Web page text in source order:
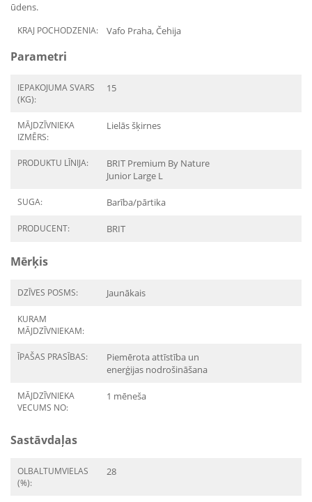
ūdens.
KRAJ POCHODZENIA: Vafo Praha, Čehija
Parametri
IEPAKOJUMA SVARS
(KG):
15
MĀJDZĪVNIEKA
IZMĒRS:
Lielās šķirnes
PRODUKTU LĪNIJA:
BRIT Premium By Nature
Junior Large L
SUGA: Barība/pārtika
PRODUCENT: BRIT
Mērķis
DZĪVES POSMS: Jaunākais
KURAM
MĀJDZĪVNIEKAM:
ĪPAŠAS PRASĪBAS:
Piemērota attīstība un
enerģijas nodrošināšana
MĀJDZĪVNIEKA
VECUMS NO:
1 mēneša
Sastāvdaļas
OLBALTUMVIELAS
(%):
28